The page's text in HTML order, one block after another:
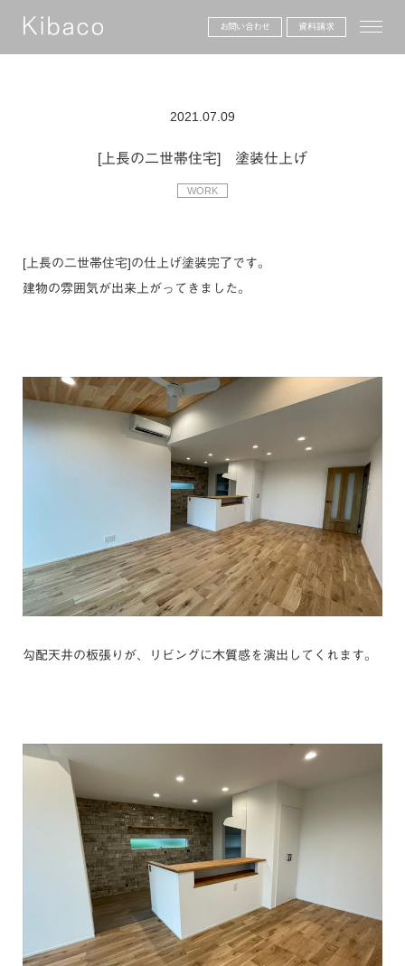
toggle
お問い合わせ 資料請求
2021.07.09
[上長の二世帯住宅] 塗装仕上げ
WORK
[上長の二世帯住宅]の仕上げ塗装完了です。
建物の雰囲気が出来上がってきました。
勾配天井の板張りが、リビングに木質感を演出してくれます。